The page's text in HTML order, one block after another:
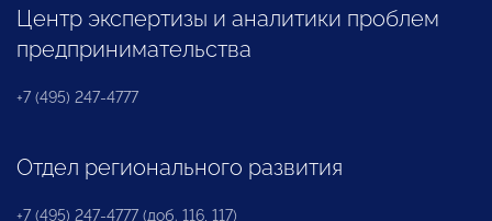
Центр экспертизы и аналитики проблем
предпринимательства
+7 (495) 247-4777
Отдел регионального развития
+7 (495) 247-4777 (доб. 116, 117)